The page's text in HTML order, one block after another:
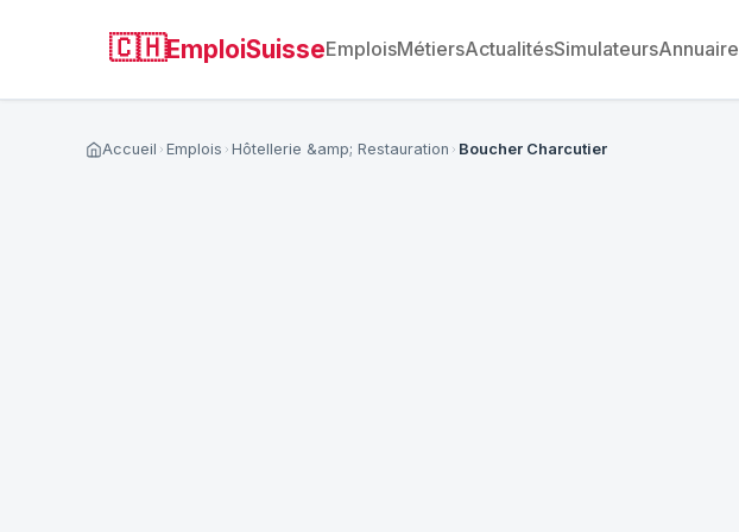
🇨🇭EmploiSuisseEmploisMétiersActualitésSimulateursAnnuaire
Accueil Emplois Hôtellerie &amp; Restauration Boucher Charcutier